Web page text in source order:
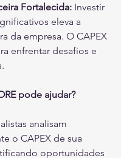
Fortalecida: Investir
eleva a
da empresa. O CAPEX
enfrentar desafios e
pode ajudar?
analisam
o CAPEX de sua
oportunidades